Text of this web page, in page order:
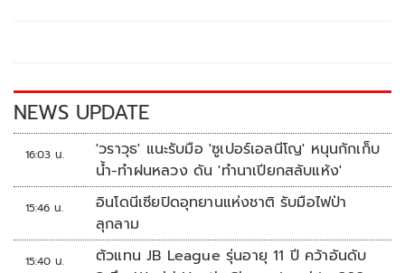
k k
NEWS UPDATE
16:03 น.
'วราวุธ' แนะรับมือ 'ซูเปอร์เอลนีโญ' หนุนกักเก็บ
น้ำ-ทำฝนหลวง ดัน 'ทำนาเปียกสลับแห้ง'
15:46 น.
อินโดนีเซียปิดอุทยานแห่งชาติ รับมือไฟป่า
ลุกลาม
15:40 น.
ตัวแทน JB League รุ่นอายุ 11 ปี คว้าอันดับ